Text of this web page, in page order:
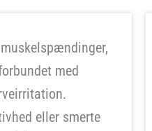
med
eller smerte